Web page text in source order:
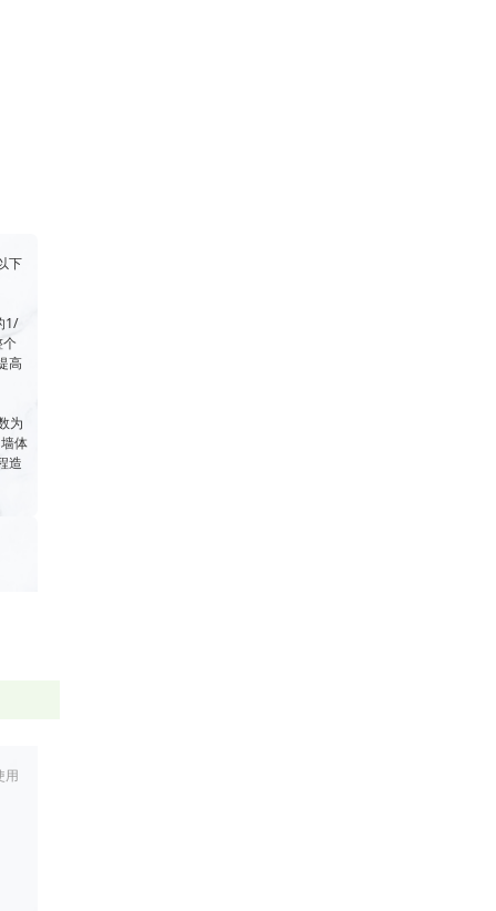
下
1/
个
高
为
体
造
用